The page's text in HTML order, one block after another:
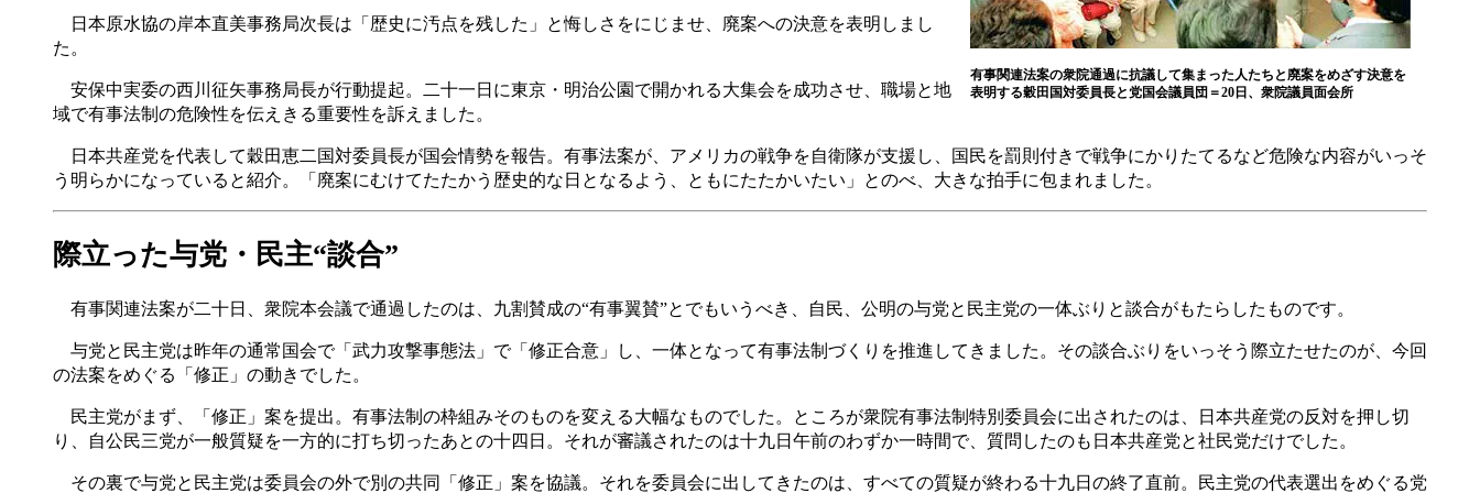
有事関連法案の衆院通過に抗議して集まった人たちと廃案をめざす決意を
表明する穀田国対委員長と党国会議員団＝20日、衆院議員面会所
日本原水協の岸本直美事務局次長は「歴史に汚点を残した」と悔しさをにじませ、廃案への決意を表明しまし
た。
安保中実委の西川征矢事務局長が行動提起。二十一日に東京・明治公園で開かれる大集会を成功させ、職場と地
域で有事法制の危険性を伝えきる重要性を訴えました。
日本共産党を代表して穀田恵二国対委員長が国会情勢を報告。有事法案が、アメリカの戦争を自衛隊が支援し、国民を罰則付きで戦争にかりたてるなど危険な内容がいっそ
う明らかになっていると紹介。「廃案にむけてたたかう歴史的な日となるよう、ともにたたかいたい」とのべ、大きな拍手に包まれました。
際立った与党・民主“談合”
有事関連法案が二十日、衆院本会議で通過したのは、九割賛成の“有事翼賛”とでもいうべき、自民、公明の与党と民主党の一体ぶりと談合がもたらしたものです。
与党と民主党は昨年の通常国会で「武力攻撃事態法」で「修正合意」し、一体となって有事法制づくりを推進してきました。その談合ぶりをいっそう際立たせたのが、今回
の法案をめぐる「修正」の動きでした。
民主党がまず、「修正」案を提出。有事法制の枠組みそのものを変える大幅なものでした。ところが衆院有事法制特別委員会に出されたのは、日本共産党の反対を押し切
り、自公民三党が一般質疑を一方的に打ち切ったあとの十四日。それが審議されたのは十九日午前のわずか一時間で、質問したのも日本共産党と社民党だけでした。
その裏で与党と民主党は委員会の外で別の共同「修正」案を協議。それを委員会に出してきたのは、すべての質疑が終わる十九日の終了直前。民主党の代表選出をめぐる党